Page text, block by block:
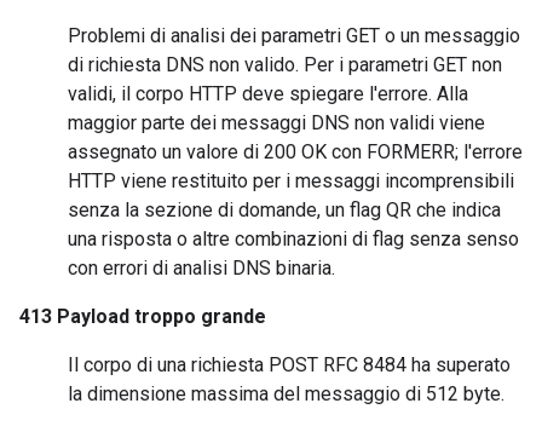
Problemi di analisi dei parametri GET o un messaggio
di richiesta DNS non valido. Per i parametri GET non
validi, il corpo HTTP deve spiegare l'errore. Alla
maggior parte dei messaggi DNS non validi viene
assegnato un valore di 200 OK con FORMERR; l'errore
HTTP viene restituito per i messaggi incomprensibili
senza la sezione di domande, un flag QR che indica
una risposta o altre combinazioni di flag senza senso
con errori di analisi DNS binaria.
413 Payload troppo grande
Il corpo di una richiesta POST RFC 8484 ha superato
la dimensione massima del messaggio di 512 byte.